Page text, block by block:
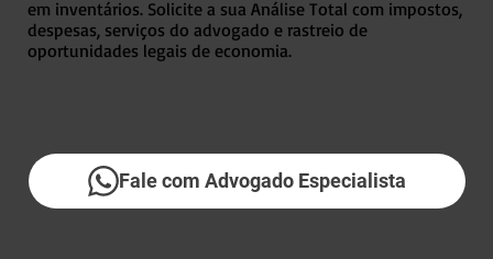
em inventários. Solicite a sua Análise Total com impostos,
despesas, serviços do advogado e rastreio de
oportunidades legais de economia.
Fale com Advogado Especialista